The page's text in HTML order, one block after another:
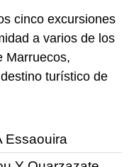
cinco excursiones
a varios de los
Marruecos,
turístico de
Essaouira